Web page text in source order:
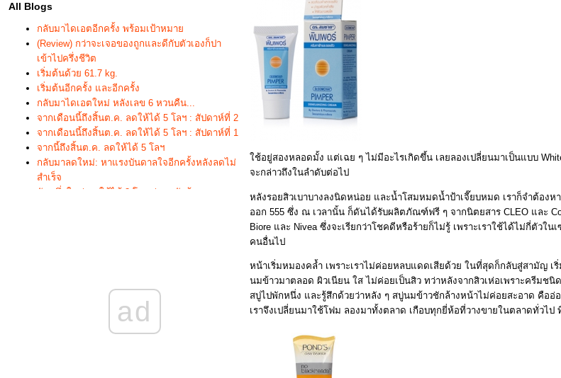
All Blogs
กลับมาไดเอตอีกครั้ง พร้อมเป้าหมา
(Review) กว่าจะเจอของถูกและดีกับตัวเองก็ปา
เข้าไปครึ่งชีวิต
เริ่มต้นด้วย 61.7 kg.
เริ่มต้นอีกครั้ง และอีกครั้ง
กลับมาไดเอตใหม่ หลังเลข 6 หวนคืน...
จากเดือนนี้ถึงสิ้นต.ค. ลดให้ได้ 5 โลฯ : สัปดาห์ที่ 2
จากเดือนนี้ถึงสิ้นต.ค. ลดให้ได้ 5 โลฯ : สัปดาห์ที่ 1
จากนี้ถึงสิ้นต.ค. ลดให้ได้ 5 โลฯ
กลับมาลดใหม่: หาแรงบันดาลใจอีกครั้งหลังลดไม่
สำเร็จ
นับหนึ่งใหม่ ลดให้ได้ 3 โลฯ ก่อนกลับบ้าน
นับหนึ่งใหม่ ลดให้ได้ 3 โลฯ ก่อนกลับบ้าน : 2
นับหนึ่งใหม่ ลดให้ได้ 3 โลฯ ก่อนกลับบ้าน
ad
ช้อยู่สองหลอดมั้ง แต่เฉย ๆ ไม่มีอะไรเกิดขึ้น เลยลองเปลี่ยนมาเป็นแบบ
จะกล่าวถึงในลำดับต่อไป
หลังรอยสิวเบาบางลงนิดหน่อย และน้ำโสมหมดน้ำป้าเจี๊ยบหมด เราก็จำต้องห
ออก 555 ซึ่ง ณ เวลานั้น ก็ดันได้รับผลิตภัณฑ์ฟรี ๆ จากนิตยสาร CLEO และ
Biore และ Nivea ซึ่งจะเรียกว่าโชคดีหรือร้ายก็ไม่รู้ เพราะเราใช้ได้ไม่กี่ตัวใ
คนอื่นไป
หน้าเริ่มหมองคล้ำ เพราะเราไม่ค่อยหลบแดดเสียด้วย ในที่สุดก็กลับสู่สามัญ เ
นมข้าวมาตลอด ผิวเนียน ใส ไม่ค่อยเป็นสิว ทว่าหลังจากสิวเห่อเพราะครีมชนิ
สบู่ไปพักหนึ่ง และรู้สึกด้วยว่าหลัง ๆ สบู่นมข้าวชักล้างหน้าไม่ค่อยสะอาด คือ
เราจึงเปลี่ยนมาใช้โฟม ลองมาทั้งตลาด เกือบทุกยี่ห้อที่วางขายในตลาดทั่วไ